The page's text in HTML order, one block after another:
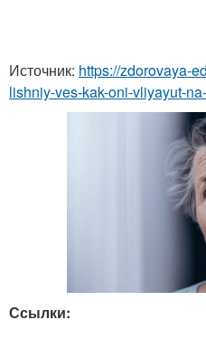
Источник: https://zdorovaya-
lishniy-ves-kak-oni-vliyayut-
Ссылки: